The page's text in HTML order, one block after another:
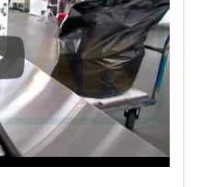
カプセル包装機、カプセルの